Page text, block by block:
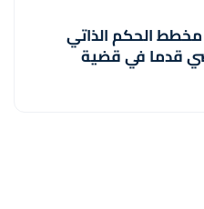
الحكم الذاتي
قدما في قضية